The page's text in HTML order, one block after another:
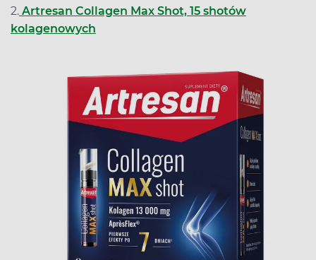
2. Artresan Collagen Max Shot, 15 shotów
kolagenowych